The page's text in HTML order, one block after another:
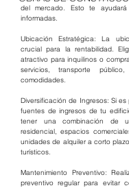
del mercado. Esto te
informadas.
Ubicación Estratégica: La
crucial para la rentabilidad.
atractivo para inquilinos o
servicios, transporte
comodidades.
Diversificación de Ingresos: Si
fuentes de ingresos de tu
tener una combinación de
residencial, espacios
unidades de alquiler a corto
turísticos.
Mantenimiento Preventivo:
preventivo regular para evitar